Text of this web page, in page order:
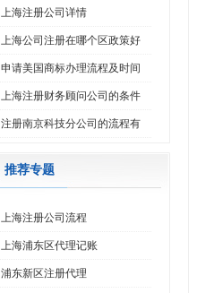
上海注册公司详情
上海公司注册在哪个区政策好
申请美国商标办理流程及时间
上海注册财务顾问公司的条件
注册南京科技分公司的流程有
推荐专题
上海注册公司流程
上海浦东区代理记账
浦东新区注册代理